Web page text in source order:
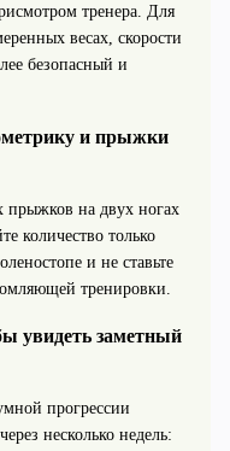
тренера. Для
весах, скорости
безопасный и
и прыжки
прыжков на двух ногах
количество только
и не ставьте
тренировки.
увидеть заметный
прогрессии
несколько недель: